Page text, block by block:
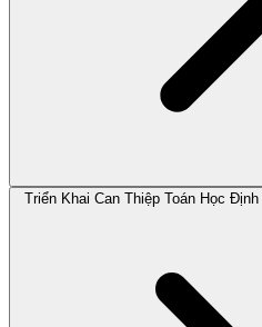
Triển Khai Can Thiệp Toán Học